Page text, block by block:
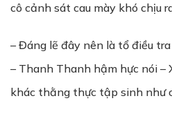
cô cảnh sát cau mày khó chịu
– Đáng lẽ đây nên là tổ điều
– Thanh Thanh hậm hực nói –
khác thằng thực tập sinh như